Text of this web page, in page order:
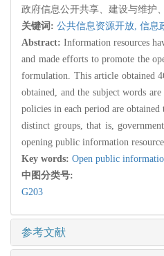
政府信息公开共享、建设与维护
关键词: 公共信息资源开放, 信息
Abstract: Information resources
and made efforts to promote the
formulation. This article obtained
obtained, and the subject words
policies in each period are
distinct groups, that is,
opening public information
Key words: Open public
中图分类号:
G203
参考文献